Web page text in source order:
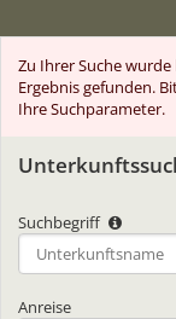
Suche
Zu Ihrer Suche wurde
Ergebnis gefunden.
Ihre Suchparameter.
Suchbegriff
Anreise